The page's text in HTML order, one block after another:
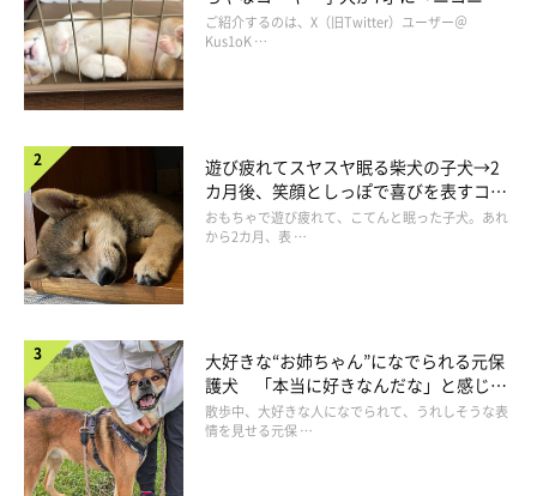
んに話を聞いた
コ“コーギースマイル”が魅力のコに成
長！
ご紹介するのは、X（旧Twitter）ユーザー＠
Kus1oK …
遊び疲れてスヤスヤ眠る柴犬の子犬→2
カ月後、笑顔としっぽで喜びを表すコに
成長！
おもちゃで遊び疲れて、こてんと眠った子犬。あれ
から2カ月、表 …
大好きな“お姉ちゃん”になでられる元保
護犬 「本当に好きなんだな」と感じる
表情にほっこり
散歩中、大好きな人になでられて、うれしそうな表
情を見せる元保 …